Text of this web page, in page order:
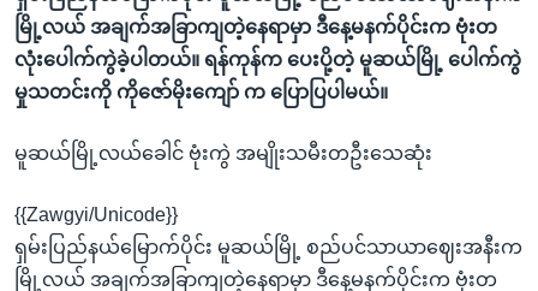
ရန်
နေရာ
သို့
ရန်
မြို့လယ် အချက်အခြာကျတဲ့နေရာမှာ ဒီနေ့မနက်ပိုင်းက ဗုံးတ
လုံးပေါက်ကွဲခဲ့ပါတယ်။ ရန်ကုန်က ပေးပို့တဲ့ မူဆယ်မြို့ ပေါက်ကွဲ
မှုသတင်းကို ကိုဇော်မိုးကျော် က ပြောပြပါမယ်။
မူဆယ်မြို့လယ်ခေါင် ဗုံးကွဲ အမျိုးသမီးတဦးသေဆုံး
{{Zawgyi/Unicode}}
ရှမ်းပြည်နယ်မြောက်ပိုင်း မူဆယ်မြို့ စည်ပင်သာယာဈေးအနီးက
မြို့လယ် အချက်အခြာကျတဲ့နေရာမှာ ဒီနေ့မနက်ပိုင်းက ဗုံးတ